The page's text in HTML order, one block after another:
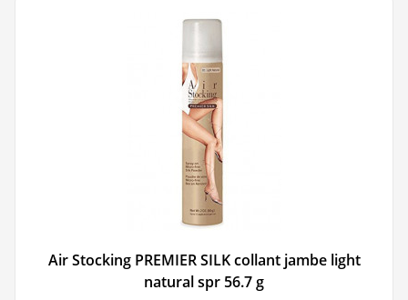
Air Stocking PREMIER SILK collant jambe light
natural spr 56.7 g